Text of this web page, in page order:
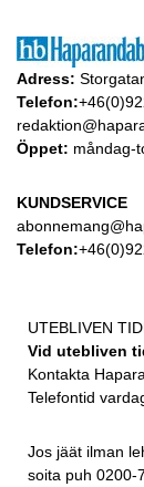
Adress:
Telefon:
Öppet: måndag-
KUNDSERVICE
Telefon:
UTEBLIVEN
Vid utebliven
Kontakta
Telefontid
Jos jäät ilman
soita puh 0200-